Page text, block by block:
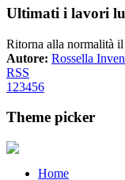
Ultimati i lavori
Ritorna alla normalità
Autore: Rossella
RSS
1 23456
Theme picker
Home